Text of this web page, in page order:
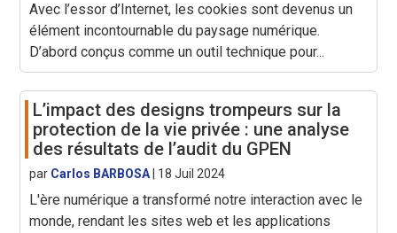
Avec l’essor d’Internet, les cookies sont devenus un
élément incontournable du paysage numérique.
D’abord conçus comme un outil technique pour...
L’impact des designs trompeurs sur la
protection de la vie privée : une analyse
des résultats de l’audit du GPEN
par Carlos BARBOSA 18 Juil 2024
L'ère numérique a transformé notre interaction avec le
monde, rendant les sites web et les applications